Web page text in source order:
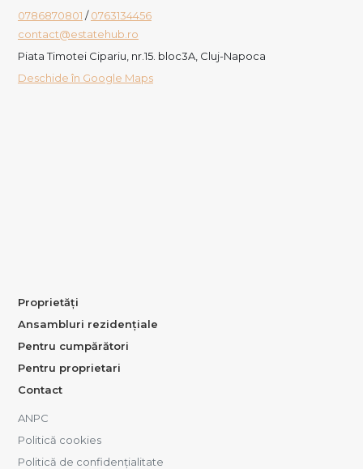
0786870801 /0763134456
contact@estatehub.ro
Piata Timotei Cipariu, nr.15. bloc3A, Cluj-Napoca
Deschide în Google Maps
Proprietăți
Ansambluri rezidențiale
Pentru cumpărători
Pentru proprietari
Contact
ANPC
Politică cookies
Politică de confidențialitate